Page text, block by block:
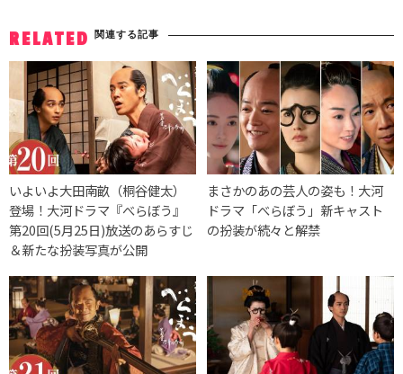
RELATED 関連する記事
いよいよ大田南畝（桐谷健太）
登場！大河ドラマ『べらぼう』
第20回(5月25日)放送のあらすじ
＆新たな扮装写真が公開
まさかのあの芸人の姿も！大河
ドラマ「べらぼう」新キャスト
の扮装が続々と解禁